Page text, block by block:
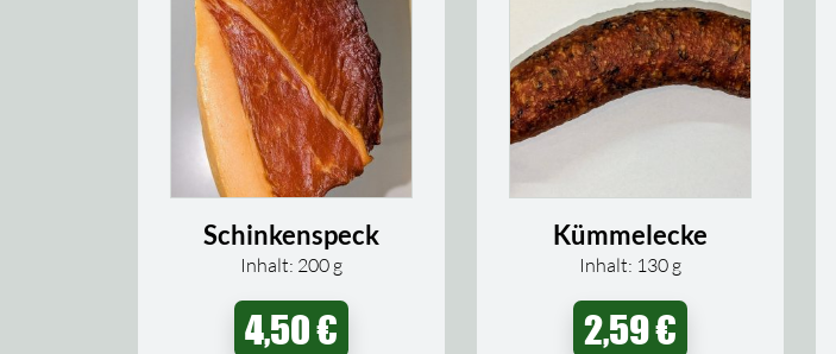
Schinkenspeck
Inhalt: 200 g
4,50€
Kümmelecke
Inhalt: 130 g
2,59€